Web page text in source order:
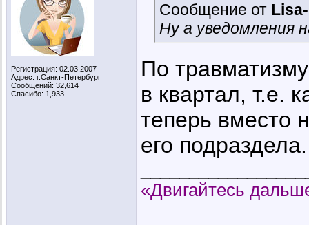
Регистрация: 02.03.2007
Адрес: г.Санкт-Петербург
Сообщений: 32,614
Спасибо: 1,933
Сообщение от
Ну а уведомления
По
в квартал, т.е.
теперь вместо
его подраздела.
«Двигайтесь